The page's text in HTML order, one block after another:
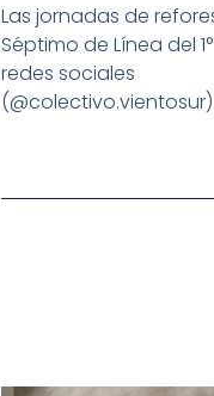
Las jornadas de
Séptimo de Línea del
redes sociales
(@colectivo.vientosur)